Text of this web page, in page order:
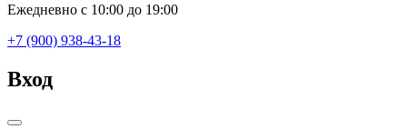
Ежедневно с 10:00 до 19:00
+7 (900) 938-43-18
Вход